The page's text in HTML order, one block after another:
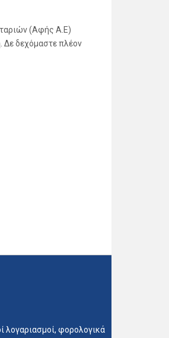
(Αφής Α.Ε)
Δε δεχόμαστε πλέον
λογαριασμοί, φορολογικά